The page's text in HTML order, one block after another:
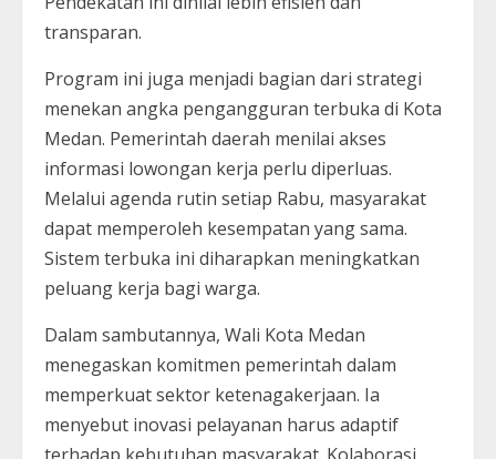
transparan.
Program ini juga menjadi bagian dari strategi
menekan angka pengangguran terbuka di Kota
Medan. Pemerintah daerah menilai akses
informasi lowongan kerja perlu diperluas.
Melalui agenda rutin setiap Rabu, masyarakat
dapat memperoleh kesempatan yang sama.
Sistem terbuka ini diharapkan meningkatkan
peluang kerja bagi warga.
Dalam sambutannya, Wali Kota Medan
menegaskan komitmen pemerintah dalam
memperkuat sektor ketenagakerjaan. Ia
menyebut inovasi pelayanan harus adaptif